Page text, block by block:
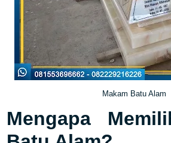
Makam Batu Alam
Mengapa